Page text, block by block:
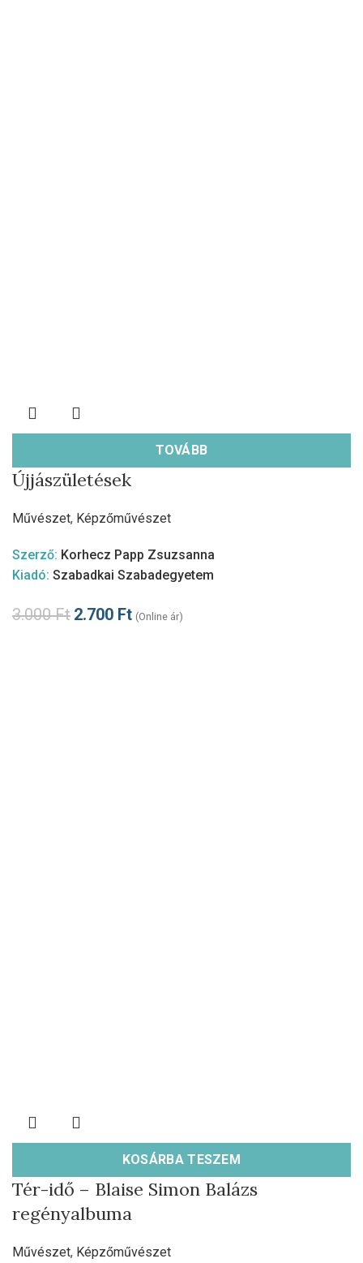
TOVÁBB
Újjászületések
Művészet, Képzőművészet
Szerző: Korhecz Papp Zsuzsanna
Kiadó: Szabadkai Szabadegyetem
3.000Ft 2.700 Ft (Online ár)
KOSÁRBA TESZEM
Tér-idő – Blaise Simon Balázs
regényalbuma
Művészet, Képzőművészet